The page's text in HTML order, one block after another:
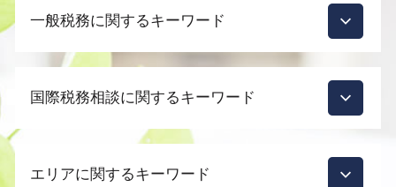
会社設立 税理士 費用
会社設立 費用
会社設立後 費用
会社設立 メリット 税理士
起業支援 補助金
一般税務に関するキーワード
税務調査 いくらから
税務調査 依頼
税務調査 時期
国際税務相談に関するキーワード
外国子会社合算税制 租税負担割合 計算方
法
エリアに関するキーワード